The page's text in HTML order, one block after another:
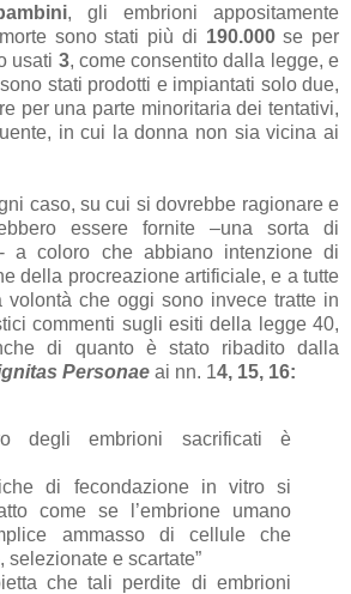
, gli embrioni appositamente
sono stati più di 190.000se per
usati 3, come consentito dalla legge, e
stati prodotti e impiantati solo due,
per una parte minoritaria dei tentativi,
in cui la donna non sia vicina ai
caso, su cui si dovrebbe ragionare e
essere fornite –una sorta di
a coloro che abbiano intenzione di
della procreazione artificiale, e a tutte
volontà che oggi sono invece tratte in
commenti sugli esiti della legge 40,
di quanto è stato ribadito dalla
Personae ai nn. 14, 15, 16:
degli embrioni sacrificati è
di fecondazione in vitro si
come se l’embrione umano
ammasso di cellule che
selezionate e scartate”
che tali perdite di embrioni